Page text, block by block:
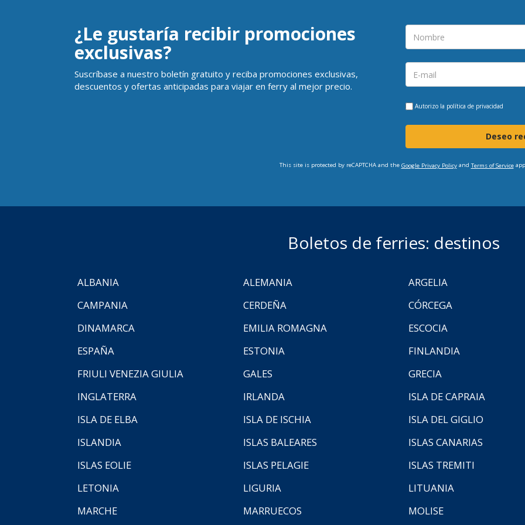
¿Le gustaría recibir promociones
exclusivas?
Suscríbase a nuestro boletín gratuito y reciba promociones exclusivas,
descuentos y ofertas anticipadas para viajar en ferry al mejor precio.
Autorizo la política de privacidad
Deseo
This site is protected by reCAPTCHA and the Google Privacy Policyand Terms of Service
Boletos de ferries: destinos
ALBANIA ALEMANIA ARGELIA
CAMPANIA
CERDEÑA CÓRCEGA
DINAMARCA
EMILIA ROMAGNA ESCOCIA
ESPAÑA
ESTONIA FINLANDIA
FRIULI VENEZIA GIULIA
GALES GRECIA
INGLATERRA
IRLANDA ISLA DE CAPRAIA
ISLA DE ELBA
ISLA DE ISCHIA ISLA DEL GIGLIO
ISLANDIA
ISLAS BALEARES ISLAS CANARIAS
ISLAS EOLIE
ISLAS PELAGIE ISLAS TREMITI
LETONIA
LIGURIA LITUANIA
MARCHE
MARRUECOS MOLISE